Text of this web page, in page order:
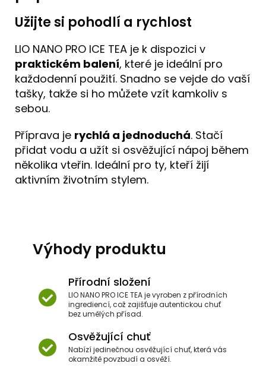
Užijte si pohodlí a rychlost
LIO NANO PRO ICE TEA je k dispozici v
praktickém balení, které je ideální pro
každodenní použití. Snadno se vejde do vaší
tašky, takže si ho můžete vzít kamkoliv s
sebou.
Příprava je rychlá a jednoduchá. Stačí
přidat vodu a užít si osvěžující nápoj během
několika vteřin. Ideální pro ty, kteří žijí
aktivním životním stylem.
Výhody produktu
Přírodní složení
LIO NANO PRO ICE TEA je vyroben z přírodních
ingrediencí, což zajišťuje autentickou chuť
bez umělých přísad.
Osvěžující chuť
Nabízí jedinečnou osvěžující chuť, která vás
okamžitě povzbudí a osvěží.